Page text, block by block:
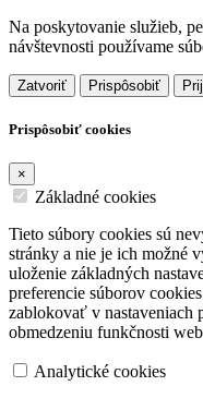
Na poskytovanie služieb,
návštevnosti používame
Zatvoriť Prispôsobiť
Prispôsobiť cookies
×
Základné cookies
Tieto súbory cookies sú
stránky a nie je ich možné
uloženie základných
preferencie súborov
zablokovať v nastaveniach
obmedzeniu funkčnosti
Analytické cookies